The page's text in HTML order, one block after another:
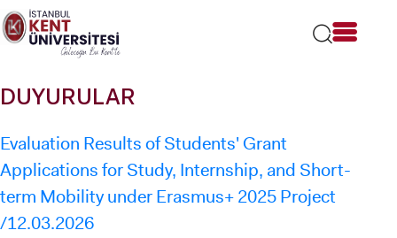
Lütfen
dikkat:
Bu
bir
içerir.
DUYURULAR
Evaluation Results of Students' Grant
Applications for Study, Internship, and Short-
term Mobility under Erasmus+ 2025 Project
/12.03.2026